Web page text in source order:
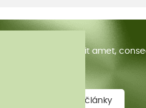
Lorem ipsum dolor sit amet,
zobrazit všechny články